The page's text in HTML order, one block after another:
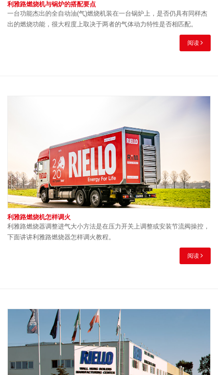
利雅路燃烧机与锅炉的搭配要点
一台功能杰出的全自动油(气)燃烧机装在一台锅炉上，是否仍具有同样杰
出的燃烧功能，很大程度上取决于两者的气体动力特性是否相匹配。
阅读
利雅路燃烧机怎样调火
利雅路燃烧器调整进气大小方法是在压力开关上调整或安装节流阀操控，
下面讲讲利雅路燃烧器怎样调火教程。
阅读